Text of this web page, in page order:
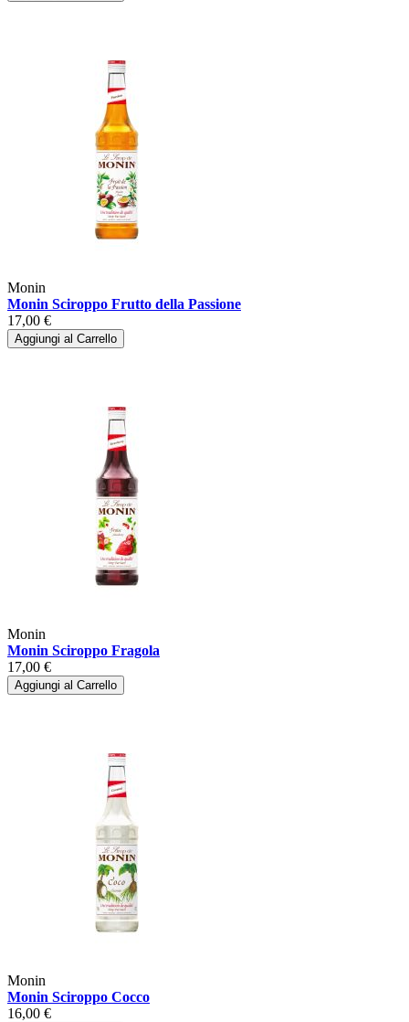
Monin
Monin Sciroppo Frutto della Passione
17,00 €
Aggiungi al Carrello
Monin
Monin Sciroppo Fragola
17,00 €
Aggiungi al Carrello
Monin
Monin Sciroppo Cocco
16,00 €